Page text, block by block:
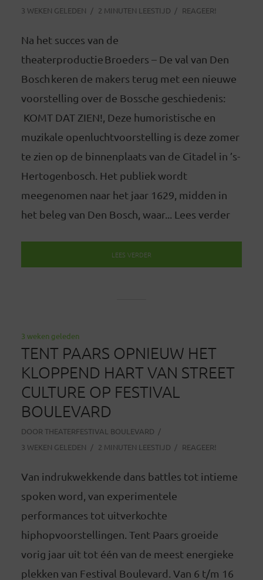
3 WEKEN GELEDEN
2 MINUTEN LEESTIJD REAGEER!
Na het succes van de
theaterproductie Broeders – De val van Den
Bosch keren de makers terug met een nieuwe
voorstelling over de Bossche geschiedenis:
KOMT DAT ZIEN!, Deze humoristische en
muzikale openluchtvoorstelling is deze zomer
te zien op de binnenplaats van de Citadel in ’s-
Hertogenbosch. Het publiek wordt
meegenomen naar het jaar 1629, midden in
het beleg van Den Bosch, waar... Lees verder
LEES VERDER
3 weken geleden
TENT PAARS OPNIEUW HET
KLOPPEND HART VAN STREET
CULTURE OP FESTIVAL
BOULEVARD
DOOR THEATERFESTIVAL BOULEVARD
3 WEKEN GELEDEN
2 MINUTEN LEESTIJD REAGEER!
Van indrukwekkende dans battles tot intieme
spoken word, van experimentele
performances tot uitverkochte
hiphopvoorstellingen. Tent Paars groeide
vorig jaar uit tot één van de meest energieke
plekken van Festival Boulevard. Van 6 t/m 16